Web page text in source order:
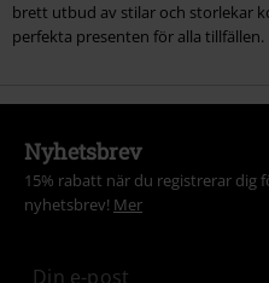
brett utbud av stilar och storlekar
perfekta presenten för alla tillfällen.
Nyhetsbrev
15% rabatt när du registrerar dig
nyhetsbrev! Mer